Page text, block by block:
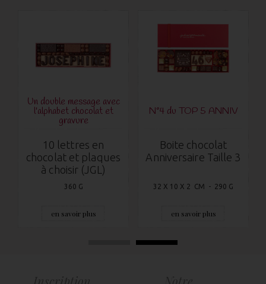
Un double message avec
l'alphabet chocolat et
gravure
10 lettres en
chocolat et plaques
à choisir (JGL)
360 G
en savoir plus
N°4 du TOP 5 ANNIV
Boite chocolat
Anniversaire Taille 3
32 X 10 X 2 CM - 290 G
en savoir plus